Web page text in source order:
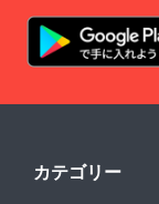
カテゴリー